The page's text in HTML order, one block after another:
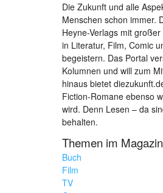
Die Zukunft und alle
Menschen schon immer.
Heyne-Verlags mit
in Literatur, Film, Comic
begeistern. Das Portal
Kolumnen und will zum
hinaus bietet
Fiction-Romane ebenso
wird. Denn Lesen – da
behalten.
Themen im
Buch
Film
TV